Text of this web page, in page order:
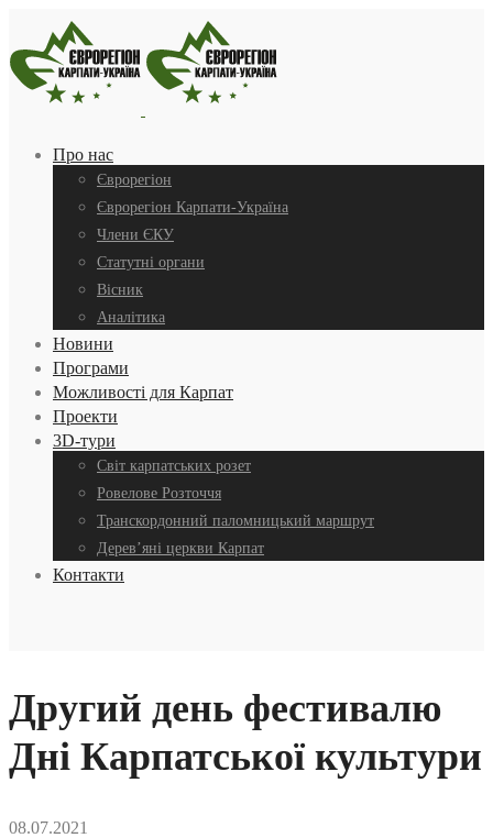
Про нас
Єврорегіон
Єврорегіон Карпати-Україна
Члени ЄКУ
Статутні органи
Вісник
Аналітика
Новини
Програми
Можливості для Карпат
Проекти
3D-тури
Світ карпатських розет
Ровелове Розточчя
Транскордонний паломницький маршрут
Дерев’яні церкви Карпат
Контакти
Другий день фестивалю
Дні Карпатської культури
08.07.2021